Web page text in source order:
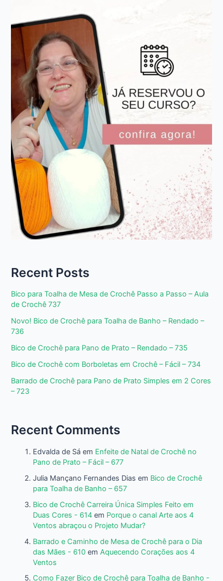
Recent Posts
Bico para Toalha de Mesa de Crochê Passo a Passo – Aula
de Crochê 737
Novo! Bico de Crochê para Toalha de Banho – Rendado –
736
Bico de Crochê para Pano de Prato – Rendado – 735
Bico de Crochê com Borboletas em Crochê – Fácil – 734
Barrado de Crochê para Pano de Prato Simples em 2 Cores
– 723
Recent Comments
Edvalda de Sá em Enfeite de Natal de Crochê no
Pano de Prato – Fácil – 677
Julia Mançano Fernandes Dias em Bico de Crochê
para Toalha de Banho – 657
Bico de Crochê Carreira Única Simples Feito em
Duas Cores - 614 em Porque o canal Arte aos 4
Ventos abraçou o Projeto Mudar?
Barrado e Caminho de Mesa de Crochê para o Dia
das Mães - 610 em Aquecendo Corações aos 4
Ventos
Como Fazer Bico de Crochê para Toalha de Banho -